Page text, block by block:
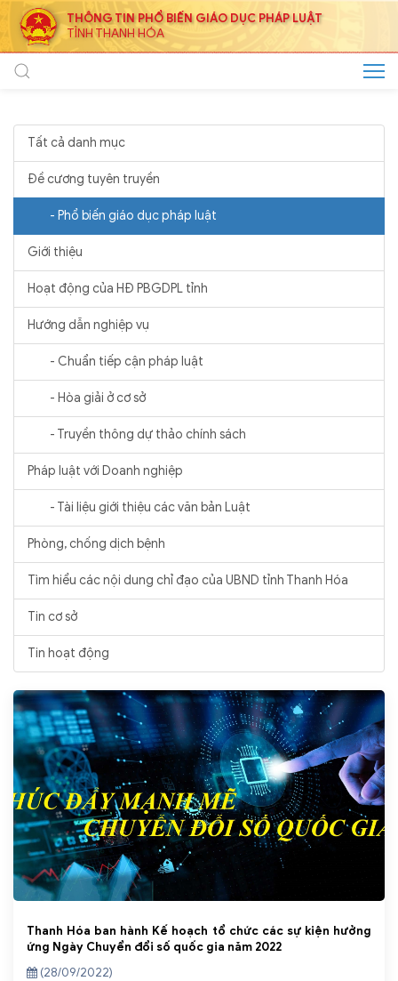
THÔNG TIN PHỔ BIẾN GIÁO DỤC PHÁP LUẬT
TỈNH THANH HÓA
Tất cả danh mục
Đề cương tuyên truyền
- Phổ biến giáo dục pháp luật
Giới thiệu
Hoạt động của HĐ PBGDPL tỉnh
Hướng dẫn nghiệp vụ
- Chuẩn tiếp cận pháp luật
- Hòa giải ở cơ sở
- Truyền thông dự thảo chính sách
Pháp luật với Doanh nghiệp
- Tài liệu giới thiệu các văn bản Luật
Phòng, chống dịch bệnh
Tìm hiểu các nội dung chỉ đạo của UBND tỉnh Thanh Hóa
Tin cơ sở
Tin hoạt động
Thanh Hóa ban hành Kế hoạch tổ chức các sự kiện hưởng
ứng Ngày Chuyển đổi số quốc gia năm 2022
(28/09/2022)